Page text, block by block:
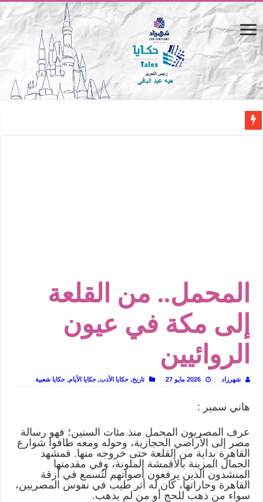
من سيرة «إيفان أجيلي» إلى نسيج الحكاية.. رحلة بسمة ناجي مع الكتابة والترجمة
من «أرشيف ريبليكا» إلى «ساحر أوز».. رحلة بسمة ناجي مع الترجمة (الجزء الأول)
من مطابخ الأسواق لـ«الدليفري».. كيف طهت المدن قديماً طعامها؟
“الرحالة العرب واكتشاف أوروبا”.. قراءة جديدة لبدايات “الاستغراب”
عوالم منصورة عز الدين.. حين يصبح الزمن بطل الرواية
الطعام في الحضارة الإسلامية.. تاريخ يُقرأ بالنكهات
يوم شاهدت زينات صدقي على المسرح وسرحت!
المحمل.. من القلعة
إلى مكة في عيون
الروائيين
شهرزاد 2026 مايو 27 تاريخ,حكايا الأدب,حكايا الأيام,حكايا شعبية
هاني سمير :
عرف المصريون المحمل منذ مئات السنين؛ فهو رسالة
مصر إلى الأراضي الحجازية، وحوله ومعه طافوا شوارع
القاهرة بداية من القلعة حتى خروجه منها. فمشهد
الجمال المزينة بالأقمشة الملونة، وفي مقدمتها
المنشدون الذين يرفعون أصواتهم لتُسمع في أزقة
القاهرة وحاراتها، كان له أثر طيب في نفوس المصريين،
سواء من ذهب للحج أو من لم يذهب.